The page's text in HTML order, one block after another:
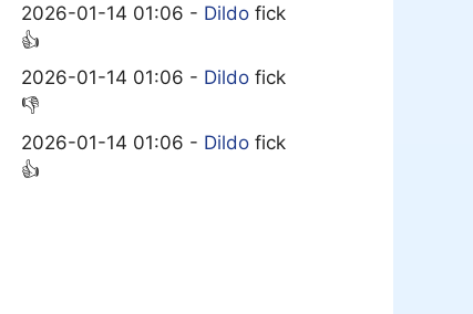
2026-01-14 01:06 - Dildo fick
👍
2026-01-14 01:06 - Dildo fick
👎
2026-01-14 01:06 - Dildo fick
👍